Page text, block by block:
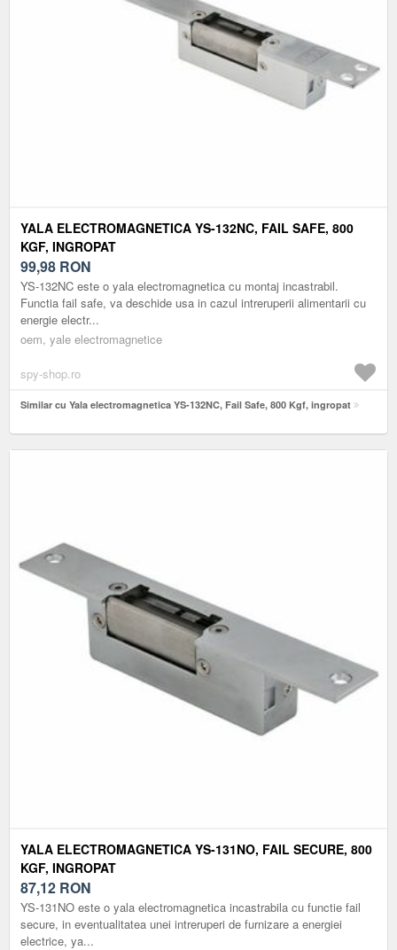
YALA ELECTROMAGNETICA YS-132NC, FAIL SAFE, 800
KGF, INGROPAT
99,98 RON
YS-132NC este o yala electromagnetica cu montaj incastrabil.
Functia fail safe, va deschide usa in cazul intreruperii alimentarii cu
energie electr...
oem, yale electromagnetice
spy-shop.ro
Similar cu Yala electromagnetica YS-132NC, Fail Safe, 800 Kgf, ingropat
YALA ELECTROMAGNETICA YS-131NO, FAIL SECURE, 800
KGF, INGROPAT
87,12 RON
YS-131NO este o yala electromagnetica incastrabila cu functie fail
secure, in eventualitatea unei intreruperi de furnizare a energiei
electrice, ya...